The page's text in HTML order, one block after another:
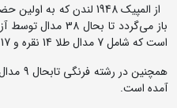
از المپیک 1948 لندن که
باز می‌گردد تا
است که شامل 7 مدال طلا 14 نقره و 17 برنز می‌‌شود.
آمده است.